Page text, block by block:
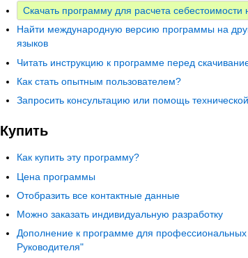
Скачать программу для расчета себестоимости
Найти международную версию программы на
языков
Читать инструкцию к программе перед
Как стать опытным пользователем?
Запросить консультацию или помощь
Купить
Как купить эту программу?
Цена программы
Отобразить все контактные данные
Можно заказать индивидуальную разработку
Дополнение к программе для
Руководителя"